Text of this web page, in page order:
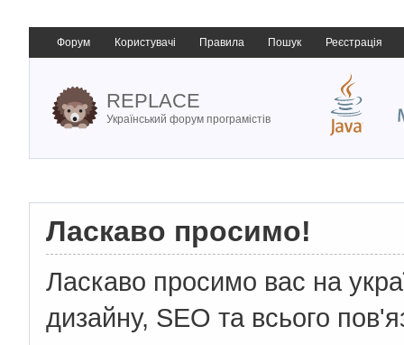
Форум Користувачі Правила Пошук Реєстрація
REPLACE
Український форум програмістів
Ласкаво просимо!
Ласкаво просимо вас на
дизайну, SEO та всього